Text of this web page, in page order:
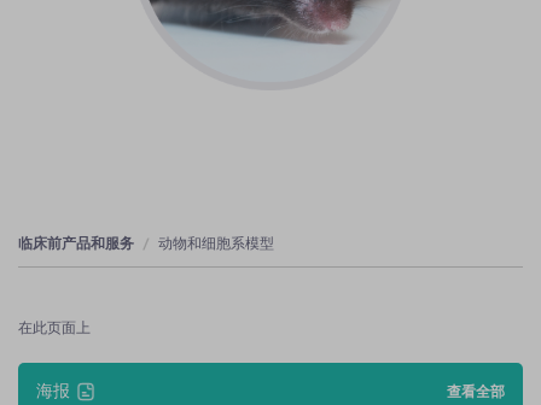
临床前产品和服务 动物和细胞系模型
在此页面上
海报 查看全部